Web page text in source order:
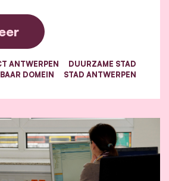
ANTWERPEN
DUURZAME STAD
DOMEIN
STAD ANTWERPEN